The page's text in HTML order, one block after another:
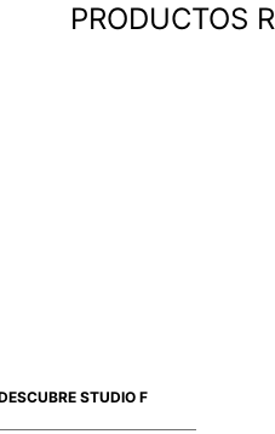
PRODUCTOS
STUDIO F